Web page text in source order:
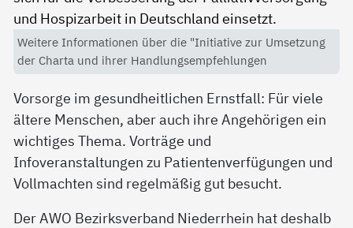
Weitere Informationen über die "Initiative zur Umsetzung
der Charta und ihrer Handlungsempfehlungen
Vorsorge im gesundheitlichen Ernstfall: Für viele
ältere Menschen, aber auch ihre Angehörigen ein
wichtiges Thema. Vorträge und
Infoveranstaltungen zu Patientenverfügungen und
Vollmachten sind regelmäßig gut besucht.
Der AWO Bezirksverband Niederrhein hat deshalb